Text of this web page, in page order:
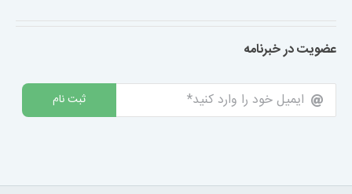
عضویت در خبرنامه
ثبت نام